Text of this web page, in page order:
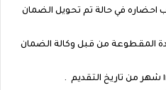
احضاره في حالة تم تحويل الضمان
المقطوعة من قبل وكالة الضمان